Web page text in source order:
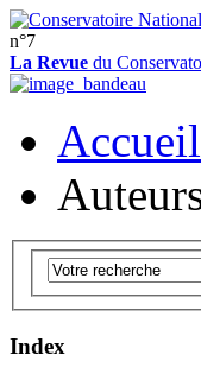
n°7
La Revue du
Accueil
Index